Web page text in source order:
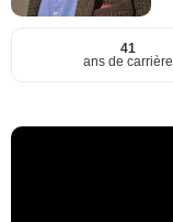
41
ans de carrière